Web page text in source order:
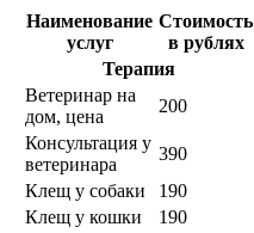
Наименование
услуг
Стоимость
в рублях
Терапия
Ветеринар на
дом, цена
200
Консультация у
ветеринара
390
Клещ у собаки
190
Клещ у кошки
190